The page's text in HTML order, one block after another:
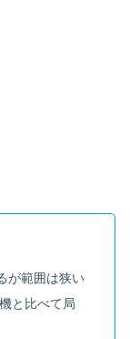
が範囲は狭い
と比べて局